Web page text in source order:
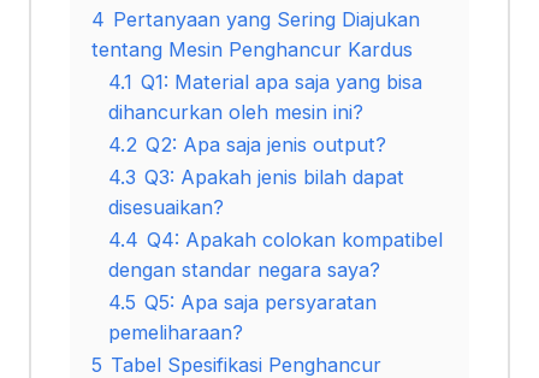
4 Pertanyaan yang Sering Diajukan
tentang Mesin Penghancur Kardus
4.1 Q1: Material apa saja yang bisa
dihancurkan oleh mesin ini?
4.2 Q2: Apa saja jenis output?
4.3 Q3: Apakah jenis bilah dapat
disesuaikan?
4.4 Q4: Apakah colokan kompatibel
dengan standar negara saya?
4.5 Q5: Apa saja persyaratan
pemeliharaan?
5 Tabel Spesifikasi Penghancur